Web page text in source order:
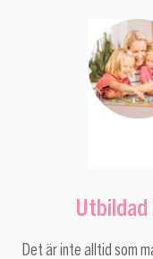
Utbildad
Det är inte alltid som